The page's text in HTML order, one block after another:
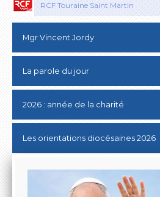
RCF Touraine Saint Martin
Mgr Vincent Jordy
La parole du jour
2026 : année de la charité
Les orientations diocésaines 2026
Donner au Denier